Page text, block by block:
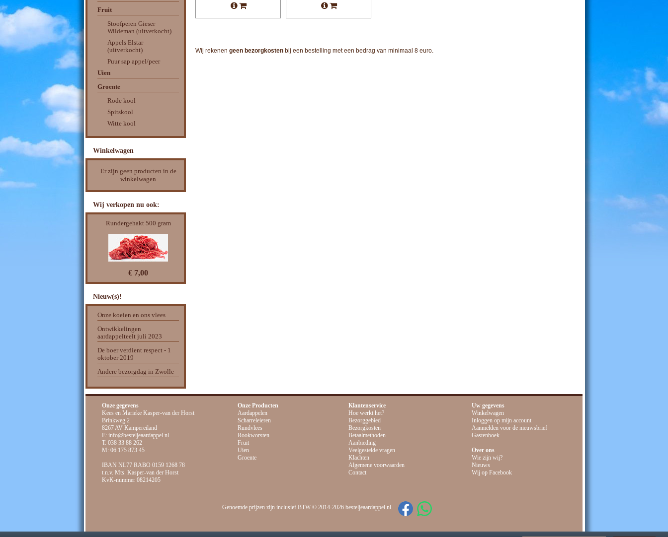
Fruit
Stoofperen Gieser
Wildeman (uitverkocht)
Appels Elstar
(uitverkocht)
Puur sap appel/peer
Uien
Groente
Rode kool
Spitskool
Witte kool
Winkelwagen
Er zijn geen producten in de
winkelwagen
Wij verkopen nu ook:
Rundergehakt 500 gram
€ 7,00
Nieuw(s)!
Onze koeien en ons vlees
Ontwikkelingen
aardappelteelt juli 2023
De boer verdient respect - 1
oktober 2019
Andere bezorgdag in Zwolle
Wij rekenen geen bezorgkosten bij een bestelling met een bedrag van minimaal 8 euro.
Alle bedragen zijn inclusief btw
Powered by CCV Shopwebshop software
Onze gegevens
Kees en Marieke Kasper-van der Horst
Brinkweg 2
8267 AV Kampereiland
E: info@besteljeaardappel.nl
T: 038 33 88 262
M: 06 175 873 45
IBAN NL77 RABO 0159 1268 78
t.n.v. Mts. Kasper-van der Horst
KvK-nummer 08214205
Onze Producten
Aardappelen
Scharreleieren
Rundvlees
Rookworsten
Fruit
Uien
Groente
Klantenservice
Hoe werkt het?
Bezorggebied
Bezorgkosten
Betaalmethoden
Aanbieding
Veelgestelde vragen
Klachten
Algemene voorwaarden
Contact
Uw gegevens
Winkelwagen
Inloggen op mijn account
Aanmelden voor de nieuwsbrief
Gastenboek
Over ons
Wie zijn wij?
Nieuws
Wij op Facebook
Genoemde prijzen zijn inclusief BTW © 2014-2026 besteljeaardappel.nl